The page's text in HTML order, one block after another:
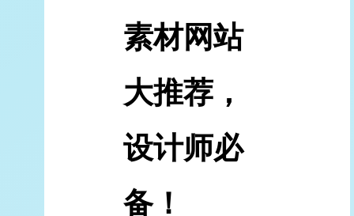
素材网站
大推荐，
设计师必
备！